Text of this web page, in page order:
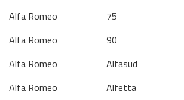
Alfa Romeo
75
Alfa Romeo
90
Alfa Romeo
Alfasud
Alfa Romeo
Alfetta